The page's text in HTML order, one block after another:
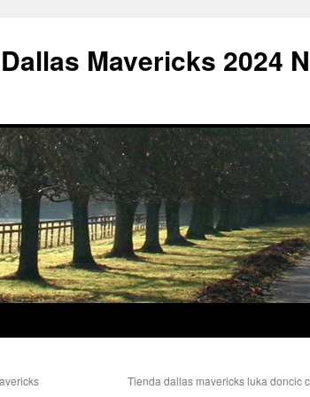
Mavericks 2024
Tienda dallas mavericks luka doncic